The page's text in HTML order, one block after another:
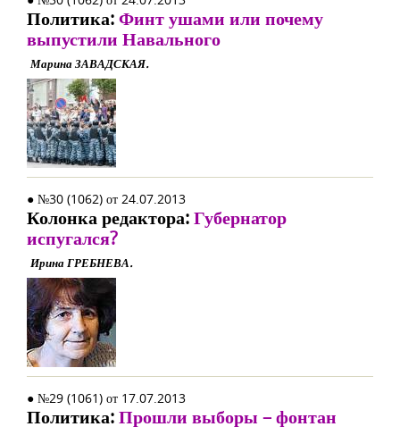
Политика:Финт ушами или почему
выпустили Навального
Марина ЗАВАДСКАЯ.
● №30 (1062) от 24.07.2013
Колонка редактора:Губернатор
испугался?
Ирина ГРЕБНЕВА.
● №29 (1061) от 17.07.2013
Политика:Прошли выборы – фонтан